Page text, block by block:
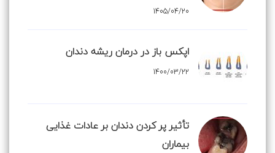
1405/04/20
اپکس باز در درمان ریشه دندان
1400/03/22
تأثیر پر کردن دندان بر عادات غذایی
بیماران